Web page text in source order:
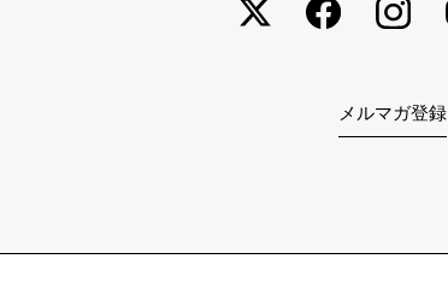
メルマガ登録